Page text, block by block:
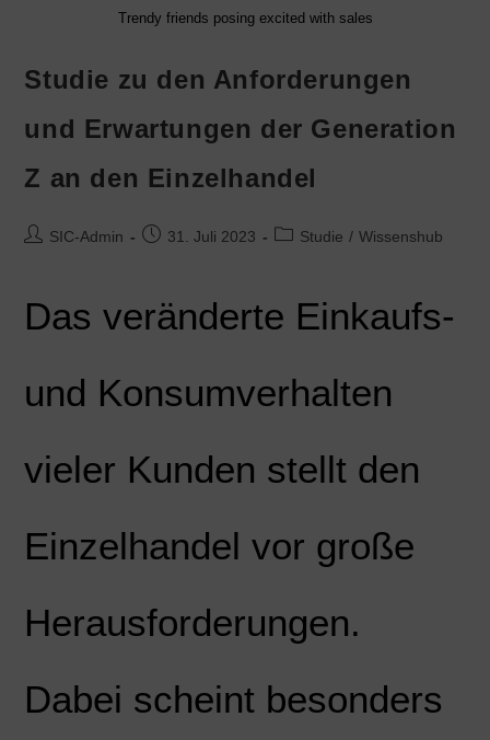
Trendy friends posing excited with sales
Studie zu den Anforderungen
und Erwartungen der Generation
Z an den Einzelhandel
SIC-Admin 31. Juli 2023 Studie / Wissenshub
Das veränderte Einkaufs-
und Konsumverhalten
vieler Kunden stellt den
Einzelhandel vor große
Herausforderungen.
Dabei scheint besonders